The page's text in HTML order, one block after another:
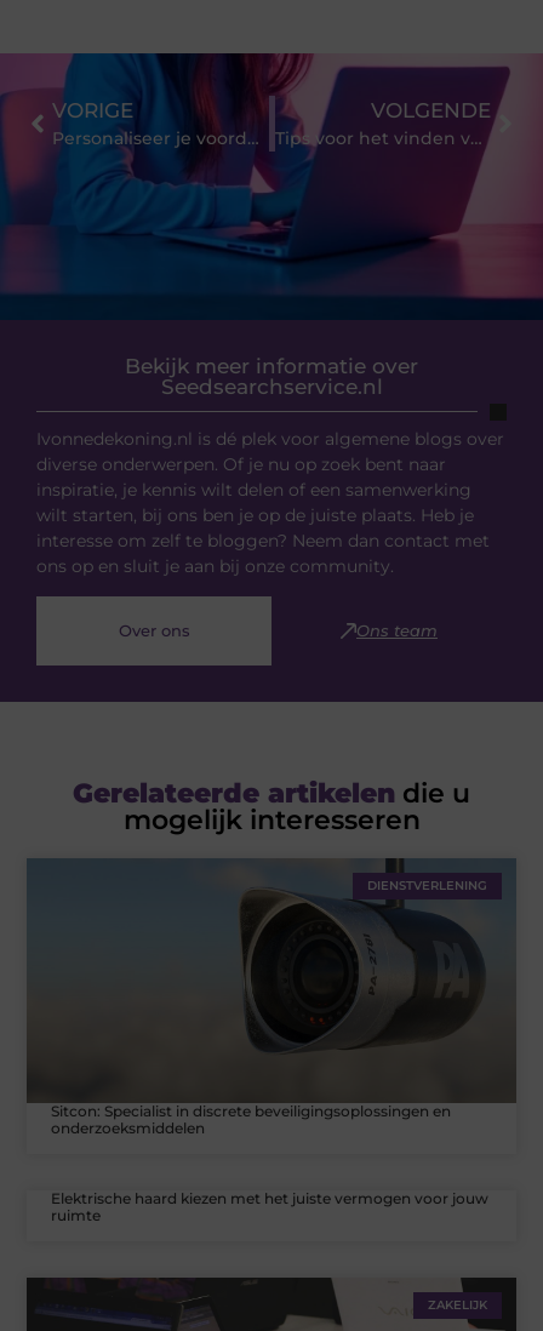
Bekijk meer informatie over
Seedsearchservice.nl
Ivonnedekoning.nl is dé plek voor algemene blogs over
diverse onderwerpen. Of je nu op zoek bent naar
inspiratie, je kennis wilt delen of een samenwerking
wilt starten, bij ons ben je op de juiste plaats. Heb je
interesse om zelf te bloggen? Neem dan contact met
ons op en sluit je aan bij onze community.
Over ons Ons team
VORIGE
Personaliseer je voordeur met naamplaten en huisnummers van Naambordkopen.nl
VOLGENDE
Tips voor het vinden van de perfecte Boekhandel in Utrecht
Gerelateerde artikelen die u
mogelijk interesseren
DIENSTVERLENING
Sitcon: Specialist in discrete beveiligingsoplossingen en
onderzoeksmiddelen
Elektrische haard kiezen met het juiste vermogen voor jouw
ruimte
ZAKELIJK